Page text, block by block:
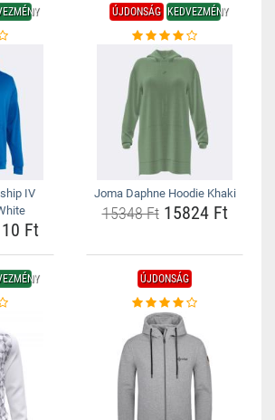
IV
Ft
ÚJDONSÁG KEDVEZMÉNY
Joma Daphne Hoodie Khaki
15348 Ft15824 Ft
ÚJDONSÁG